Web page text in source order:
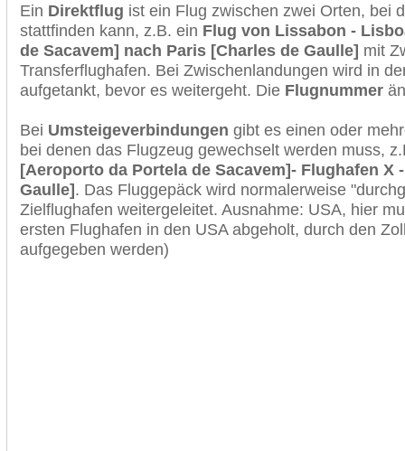
Ein Direktflug ist ein Flug zwischen zwei Orten, bei
stattfinden kann, z.B. ein Flug von Lissabon -
de Sacavem] nach Paris [Charles de Gaulle] mit
Transferflughafen. Bei Zwischenlandungen wird in
aufgetankt, bevor es weitergeht. Die Flugnummer
Bei Umsteigeverbindungen gibt es einen oder
bei denen das Flugzeug gewechselt werden muss,
[Aeroporto da Portela de Sacavem]- Flughafen X
Gaulle]. Das Fluggepäck wird normalerweise
Zielflughafen weitergeleitet. Ausnahme: USA, hier
ersten Flughafen in den USA abgeholt, durch den
aufgegeben werden)